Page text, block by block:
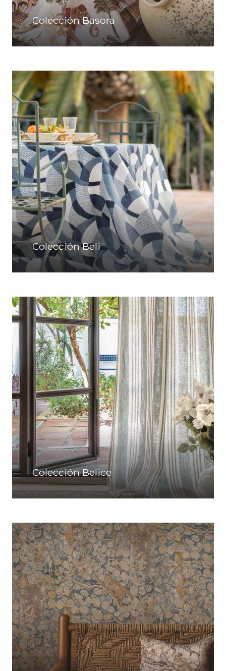
Colección Basora
Colección Beli
Colección Belice